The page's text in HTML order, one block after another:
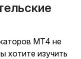
MT4 не
хотите изучить